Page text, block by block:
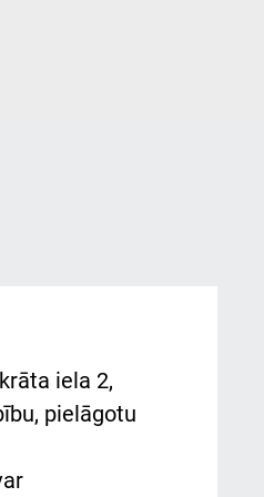
iela 2,
pielāgotu